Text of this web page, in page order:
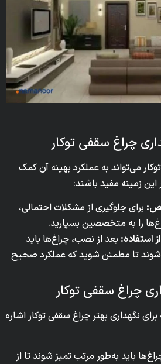
چراغ سقفی توکار
می‌تواند به عملکرد بهینه آن کمک
این زمینه مفید باشند:
برای جلوگیری از مشکلات احتمالی،
را به متخصصین بسپارید.
استفاده: بعد از نصب، چراغ‌ها باید
تا مطمئن شوید که عملکرد صحیح
چراغ سقفی توکار
نگهداری بهتر چراغ سقفی توکار اشاره
باید به‌طور مرتب تمیز شوند تا از